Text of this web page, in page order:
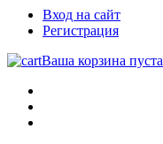
Вход на сайт
Регистрация
Ваша корзина пуста